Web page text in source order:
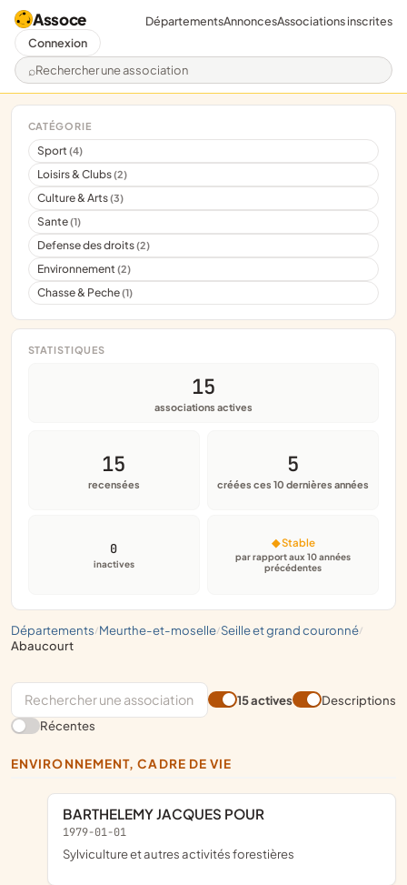
Assoce
Rechercher une association
DépartementsAnnoncesAssociations inscrites
Connexion
départements/ meurthe-et-moselle/ seille et grand couronné/
abaucourt
CATÉGORIE
Sport(4)
Loisirs & Clubs(2)
Culture & Arts(3)
Sante(1)
Defense des droits(2)
Environnement(2)
Chasse & Peche(1)
STATISTIQUES
15
associations actives
15
recensées
5
créées ces 10 dernières années
0
inactives
◆ Stable
par rapport aux 10 années
précédentes
15 actives
Descriptions
Récentes
ENVIRONNEMENT, CADRE DE VIE
BARTHELEMY JACQUES POUR
1979-01-01
Sylviculture et autres activités forestières